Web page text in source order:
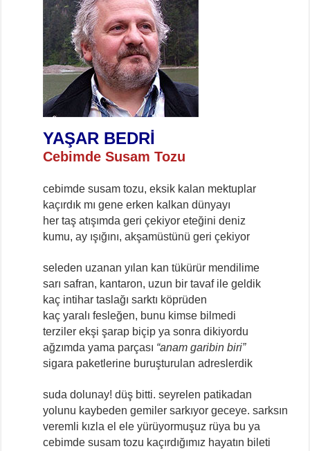
YAŞAR BEDRİ
Cebimde Susam Tozu
cebimde susam tozu, eksik kalan mektuplar
kaçırdık mı gene erken kalkan dünyayı
her taş atışımda geri çekiyor eteğini deniz
kumu, ay ışığını, akşamüstünü geri çekiyor
seleden uzanan yılan kan tükürür mendilime
sarı safran, kantaron, uzun bir tavaf ile geldik
kaç intihar taslağı sarktı köprüden
kaç yaralı fesleğen, bunu kimse bilmedi
terziler ekşi şarap biçip ya sonra dikiyordu
ağzımda yama parçası “anam garibin biri”
sigara paketlerine buruşturulan adreslerdik
suda dolunay! düş bitti. seyrelen patikadan
yolunu kaybeden gemiler sarkıyor geceye. sarksın
veremli kızla el ele yürüyormuşuz rüya bu ya
cebimde susam tozu kaçırdığımız hayatın bileti